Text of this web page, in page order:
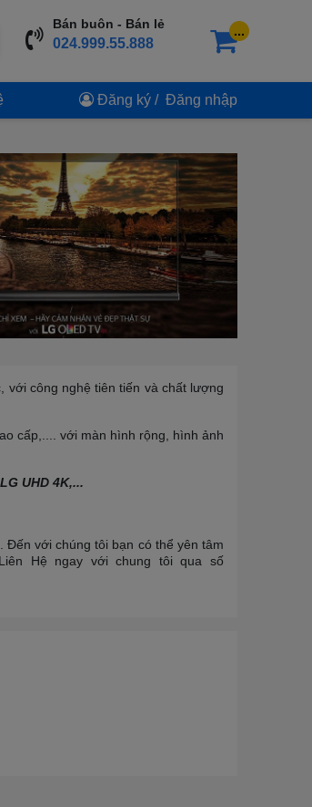
Bán buôn - Bán lẻ
024.999.55.888
...
Đăng ký / Đăng nhập
với công nghệ tiên tiến và chất lượng
cấp,.... với màn hình rộng, hình ảnh
UHD 4K,...
Đến với chúng tôi bạn có thể yên tâm
Hệ ngay với chung tôi qua số